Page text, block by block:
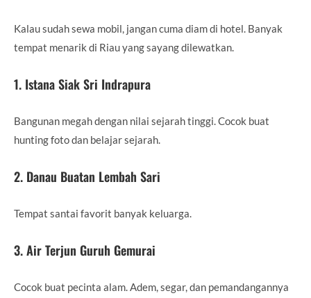
Kalau sudah sewa mobil, jangan cuma diam di hotel. Banyak
tempat menarik di Riau yang sayang dilewatkan.
1. Istana Siak Sri Indrapura
Bangunan megah dengan nilai sejarah tinggi. Cocok buat
hunting foto dan belajar sejarah.
2. Danau Buatan Lembah Sari
Tempat santai favorit banyak keluarga.
3. Air Terjun Guruh Gemurai
Cocok buat pecinta alam. Adem, segar, dan pemandangannya